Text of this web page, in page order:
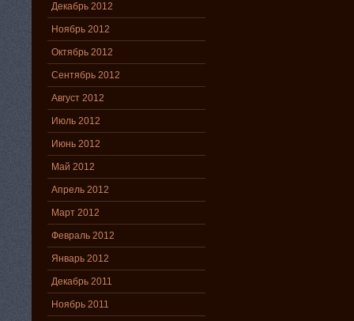
Декабрь 2012
Ноябрь 2012
Октябрь 2012
Сентябрь 2012
Август 2012
Июль 2012
Июнь 2012
Май 2012
Апрель 2012
Март 2012
Февраль 2012
Январь 2012
Декабрь 2011
Ноябрь 2011